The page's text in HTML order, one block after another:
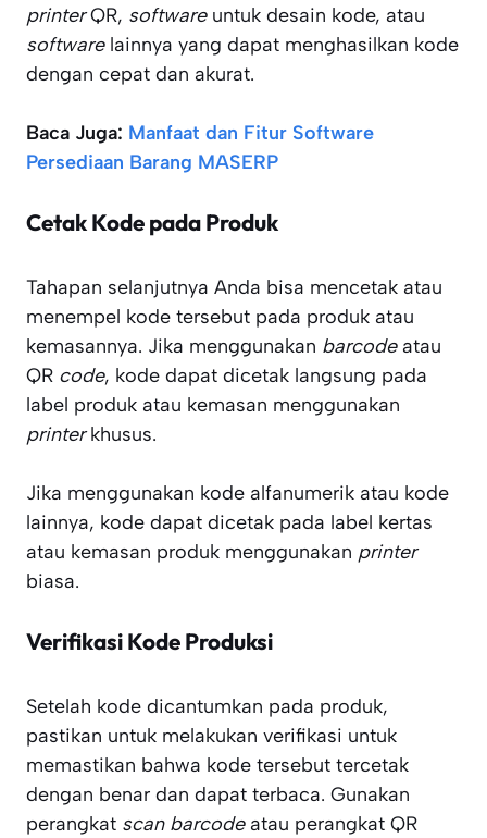
printerQR, softwareuntuk desain kode, atau
software lainnya yang dapat menghasilkan kode
dengan cepat dan akurat.
Baca Juga: Manfaat dan Fitur Software
Persediaan Barang MASERP
Cetak Kode pada Produk
Tahapan selanjutnya Anda bisa mencetak atau
menempel kode tersebut pada produk atau
kemasannya. Jika menggunakan barcodeatau
QR code, kode dapat dicetak langsung pada
label produk atau kemasan menggunakan
printerkhusus.
Jika menggunakan kode alfanumerik atau kode
lainnya, kode dapat dicetak pada label kertas
atau kemasan produk menggunakan printer
biasa.
Verifikasi Kode Produksi
Setelah kode dicantumkan pada produk,
pastikan untuk melakukan verifikasi untuk
memastikan bahwa kode tersebut tercetak
dengan benar dan dapat terbaca. Gunakan
perangkat scan barcodeatau perangkat QR